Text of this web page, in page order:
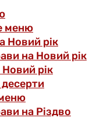
меню
Новий рік
на Новий рік
рік
десерти
на Різдво